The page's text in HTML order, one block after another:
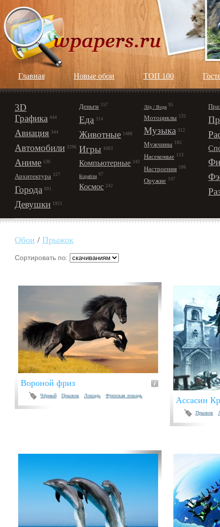
Главная Новые обои ТОП 100
3D
Графика 444
Авиация 344
Автомобили 3296
Аниме 536
Архитектура 127
Города 601
Девушки 1921
Деньги 157
Еда 314
Животные 1488
Игры 1003
Компьютерные 242
Корабли 67
Космос 242
Лёд / Вода 95
Мотоциклы 132
Музыка 312
Мужчины 185
Насекомые 113
Настроения 186
Оружие 147
Обои / Прыжок
Сортировать по:
Вороной фриз
Чёрный Прыжок Лошадь Фризская лошадь Ассасин
Прыжок